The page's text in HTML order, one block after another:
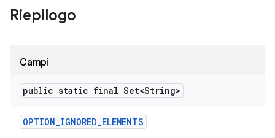
Riepilogo
Campi
public static final Set<String>
OPTION_IGNORED_ELEMENTS